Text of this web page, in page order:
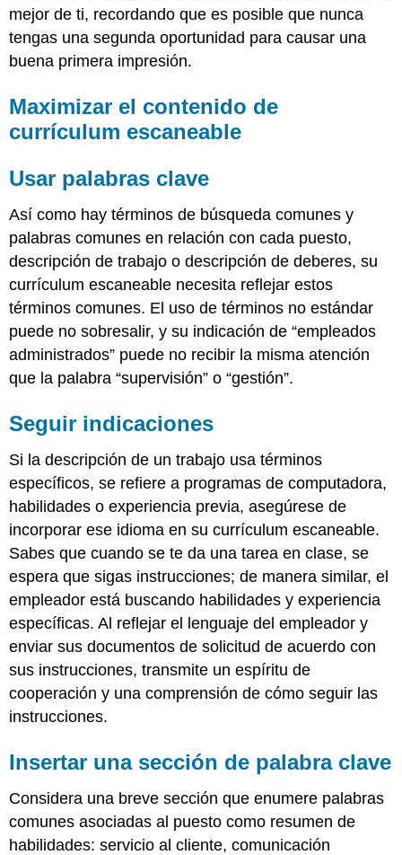
mejor de ti, recordando que es posible que nunca
tengas una segunda oportunidad para causar una
buena primera impresión.
Maximizar el contenido de
currículum escaneable
Usar palabras clave
Así como hay términos de búsqueda comunes y
palabras comunes en relación con cada puesto,
descripción de trabajo o descripción de deberes, su
currículum escaneable necesita reflejar estos
términos comunes. El uso de términos no estándar
puede no sobresalir, y su indicación de “empleados
administrados” puede no recibir la misma atención
que la palabra “supervisión” o “gestión”.
Seguir indicaciones
Si la descripción de un trabajo usa términos
específicos, se refiere a programas de computadora,
habilidades o experiencia previa, asegúrese de
incorporar ese idioma en su currículum escaneable.
Sabes que cuando se te da una tarea en clase, se
espera que sigas instrucciones; de manera similar, el
empleador está buscando habilidades y experiencia
específicas. Al reflejar el lenguaje del empleador y
enviar sus documentos de solicitud de acuerdo con
sus instrucciones, transmite un espíritu de
cooperación y una comprensión de cómo seguir las
instrucciones.
Insertar una sección de palabra clave
Considera una breve sección que enumere palabras
comunes asociadas al puesto como resumen de
habilidades: servicio al cliente, comunicación